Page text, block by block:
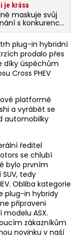
je krása
maskuje svůj
s konkurencí
plug-in hybridní
prodalo přes
díky úspěchům
Cross PHEV
platformě
a vyrábět se
automobilky
ředitel
se chlubí
bylo prvním
tedy
Obliba kategorie
plug-in hybridy
připraveni
ASX.
zákazníkům
novinku v naší